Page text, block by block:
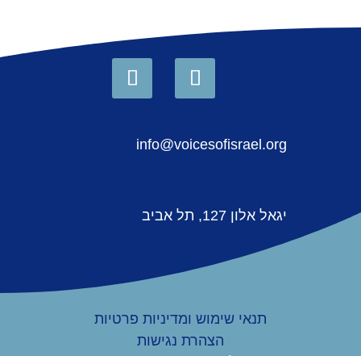
info@voicesofisrael.org
יגאל אלון 127, תל אביב
תנאי שימוש ומדיניות פרטיות
הצהרת נגישות